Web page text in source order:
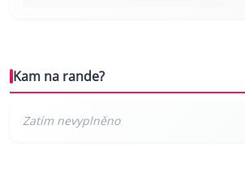
Kam na rande?